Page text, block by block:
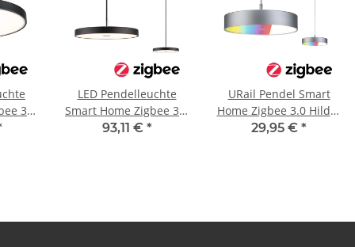
3.0
LED Pendelleuchte
Smart Home Zigbee 3.0
Hildor 2700K 1000lm93,11 € *
URail Pendel Smart
Home Zigbee 3.0 Hildor
RGBW 510lm 10W
29,95 € *